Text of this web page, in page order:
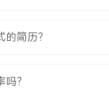
业务高可用与无缝扩容，
人，主导整个容灾体系的顶
简历？
？